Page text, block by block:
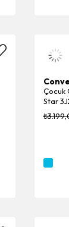
Çocuk
Star